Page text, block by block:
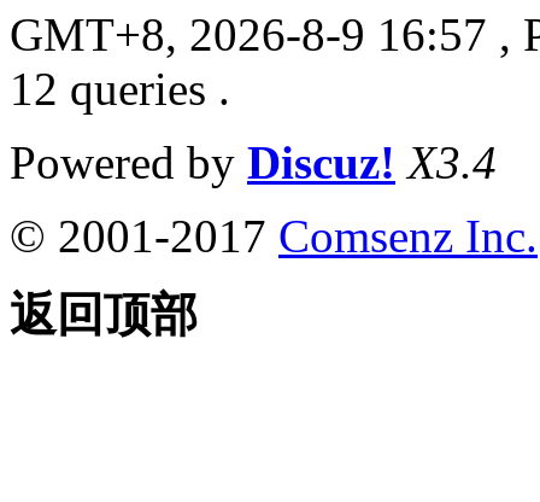
GMT+8, 2026-8-9 16:57 ,
12 queries .
Powered by Discuz! X3.4
© 2001-2017 Comsenz Inc.
返回顶部